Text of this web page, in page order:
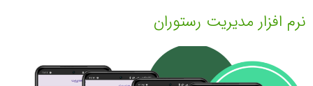
نرم افزار مدیریت رستوران